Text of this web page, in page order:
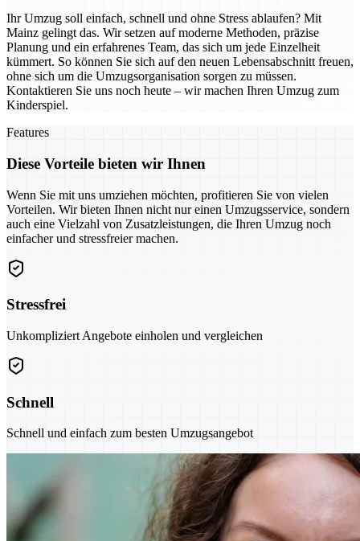
Ihr Umzug soll einfach, schnell und ohne Stress ablaufen? Mit
Mainz gelingt das. Wir setzen auf moderne Methoden, präzise
Planung und ein erfahrenes Team, das sich um jede Einzelheit
kümmert. So können Sie sich auf den neuen Lebensabschnitt freuen,
ohne sich um die Umzugsorganisation sorgen zu müssen.
Kontaktieren Sie uns noch heute – wir machen Ihren Umzug zum
Kinderspiel.
Features
Diese Vorteile bieten wir Ihnen
Wenn Sie mit uns umziehen möchten, profitieren Sie von vielen
Vorteilen. Wir bieten Ihnen nicht nur einen Umzugsservice, sondern
auch eine Vielzahl von Zusatzleistungen, die Ihren Umzug noch
einfacher und stressfreier machen.
Stressfrei
Unkompliziert Angebote einholen und vergleichen
Schnell
Schnell und einfach zum besten Umzugsangebot